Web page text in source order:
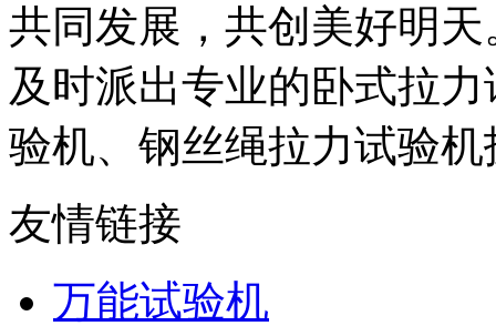
共同发展，共创美好明
及时派出专业的卧式拉
验机、钢丝绳拉力试验
友情链接
万能试验机